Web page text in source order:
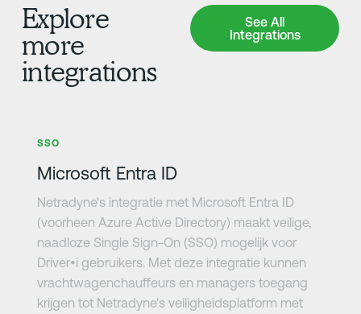
Explore
more
integrations
See All
Integrations
See All Integrations
SSO
Microsoft Entra ID
Netradyne's integratie met Microsoft Entra ID
(voorheen Azure Active Directory) maakt veilige,
naadloze Single Sign-On (SSO) mogelijk voor
Driver•i gebruikers. Met deze integratie kunnen
vrachtwagenchauffeurs en managers toegang
krijgen tot Netradyne's veiligheidsplatform met